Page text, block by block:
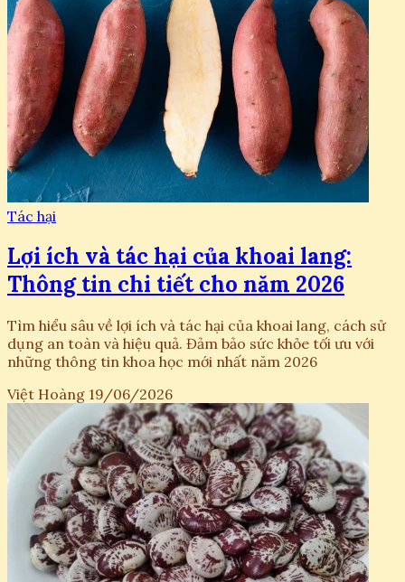
Tác hại
Lợi ích và tác hại của khoai lang:
Thông tin chi tiết cho năm 2026
Tìm hiểu sâu về lợi ích và tác hại của khoai lang, cách sử
dụng an toàn và hiệu quả. Đảm bảo sức khỏe tối ưu với
những thông tin khoa học mới nhất năm 2026
Việt Hoàng 19/06/2026